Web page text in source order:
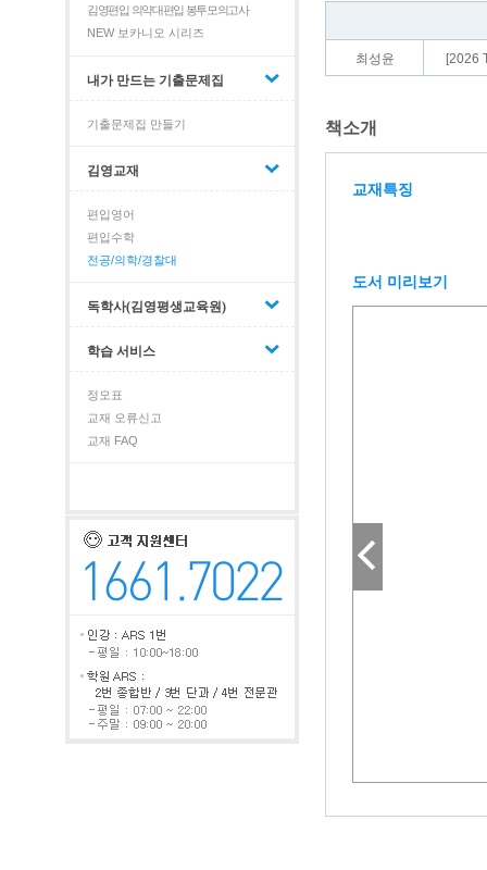
김영편입 의약대편입 봉투모의고사
NEW 보카니오 시리즈
내가 만드는 기출문제집
기출문제집 만들기
김영교재
편입영어
편입수학
전공/의학/경찰대
독학사(김영평생교육원)
학습 서비스
정오표
교재 오류신고
교재 FAQ
최성윤 [2026
책소개
교재특징
도서 미리보기